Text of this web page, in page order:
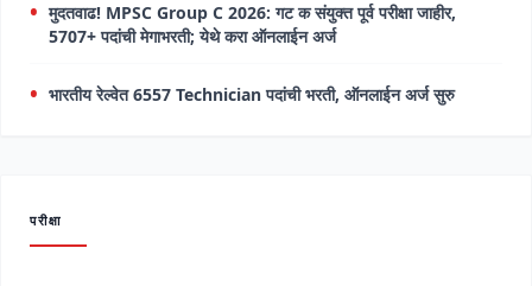
मुदतवाढ! MPSC Group C 2026: गट क संयुक्त पूर्व परीक्षा जाहीर,
5707+ पदांची मेगाभरती; येथे करा ऑनलाईन अर्ज
भारतीय रेल्वेत 6557 Technician पदांची भरती, ऑनलाईन अर्ज सुरु
परीक्षा